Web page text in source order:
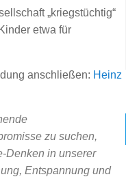
„kriegstüchtig“
etwa für
anschließen: Heinz
zu suchen,
Denken in unserer
Entspannung und